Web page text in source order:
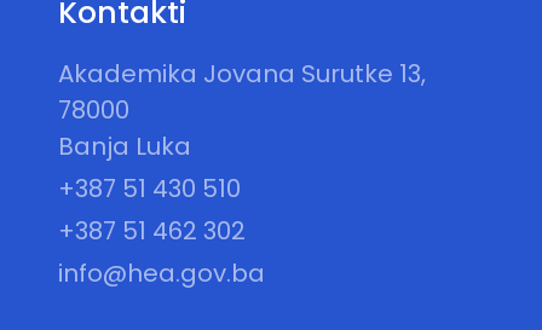
Kontakti
Akademika Jovana Surutke 13,
78000
Banja Luka
+387 51 430 510
+387 51 462 302
info@hea.gov.ba